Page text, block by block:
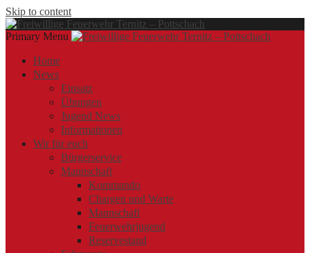
Skip to content
Freiwillige Feuerwehr Ternitz –
Pottschach
Primary Menu
Freiwillige Feuerwehr Ternitz – Pottschach
Home
News
Einsatz
Übungen
Jugend News
Informationen
Wir für euch
Bürgerservice
Mannschaft
Kommando
Chargen und Warte
Mannschaft
Feuerwehrjugend
Reservestand